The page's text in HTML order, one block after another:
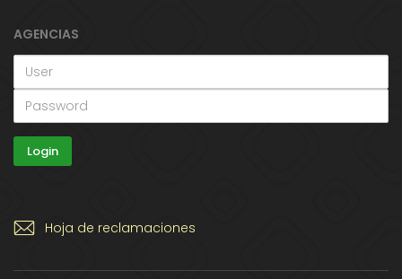
AGENCIAS
Hoja de reclamaciones